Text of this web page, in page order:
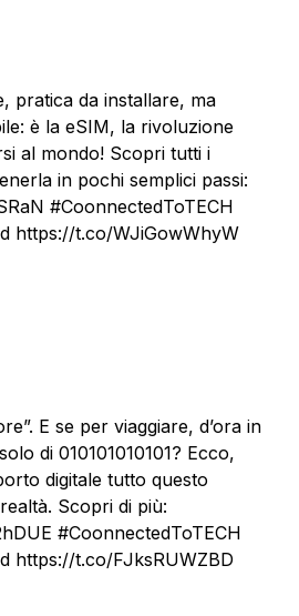
pratica da installare, ma
è la eSIM, la rivoluzione
al mondo! Scopri tutti i
in pochi semplici passi:
#CoonnectedToTECH
https://t.co/WJiGowWhyW
E se per viaggiare, d’ora in
di 010101010101? Ecco,
digitale tutto questo
Scopri di più:
#CoonnectedToTECH
https://t.co/FJksRUWZBD